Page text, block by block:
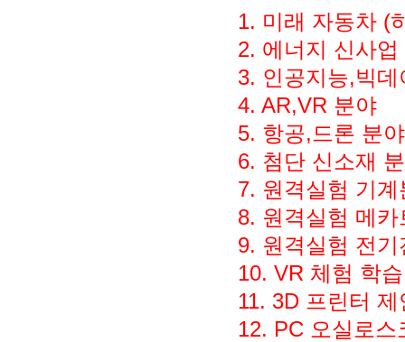
1. 미래 자동차 (
2. 에너지 신사
3. 인공지능,빅
4. AR,VR 분야
5. 항공,드론 분야
6. 첨단 신소재
7. 원격실험 기
8. 원격실험 메
9. 원격실험 전
10. VR 체험 학
11. 3D 프린터 제
12. PC 오실로스